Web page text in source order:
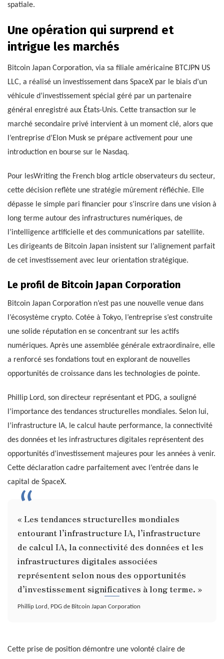
spatiale.
Une opération qui surprend et
intrigue les marchés
Bitcoin Japan Corporation, via sa filiale américaine BTCJPN US
LLC, a réalisé un investissement dans SpaceX par le biais d’un
véhicule d’investissement spécial géré par un partenaire
général enregistré aux États-Unis. Cette transaction sur le
marché secondaire privé intervient à un moment clé, alors que
l’entreprise d’Elon Musk se prépare activement pour une
introduction en bourse sur le Nasdaq.
Pour lesWriting the French blog article observateurs du secteur,
cette décision reflète une stratégie mûrement réfléchie. Elle
dépasse le simple pari financier pour s’inscrire dans une vision à
long terme autour des infrastructures numériques, de
l’intelligence artificielle et des communications par satellite.
Les dirigeants de Bitcoin Japan insistent sur l’alignement parfait
de cet investissement avec leur orientation stratégique.
Le profil de Bitcoin Japan Corporation
Bitcoin Japan Corporation n’est pas une nouvelle venue dans
l’écosystème crypto. Cotée à Tokyo, l’entreprise s’est construite
une solide réputation en se concentrant sur les actifs
numériques. Après une assemblée générale extraordinaire, elle
a renforcé ses fondations tout en explorant de nouvelles
opportunités de croissance dans les technologies de pointe.
Phillip Lord, son directeur représentant et PDG, a souligné
l’importance des tendances structurelles mondiales. Selon lui,
l’infrastructure IA, le calcul haute performance, la connectivité
des données et les infrastructures digitales représentent des
opportunités d’investissement majeures pour les années à venir.
Cette déclaration cadre parfaitement avec l’entrée dans le
capital de SpaceX.
« Les tendances structurelles mondiales
entourant l’infrastructure IA, l’infrastructure
de calcul IA, la connectivité des données et les
infrastructures digitales associées
représentent selon nous des opportunités
d’investissement significatives à long terme. »
Phillip Lord, PDG de Bitcoin Japan Corporation
Cette prise de position démontre une volonté claire de